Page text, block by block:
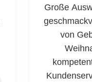
Große
von